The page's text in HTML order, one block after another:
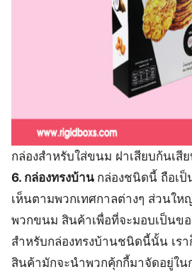
กล่องสำหรับใส่ขนม ฝาเสียบก้นเสี
6. กล่องทรงบ้าน กล่องชนิดนี้ ถือเป็
เห็นตามพวกเทศกาลต่างๆ ส่วนใ
พวกขนม สินค้าเพื่อที่จะมอบเป็นข
สำหรับกล่องทรงบ้านชนิดนี้นั้น เรา
สินค้ามักจะนำพวกคุ้กกี้มาจัดอยู่ใ